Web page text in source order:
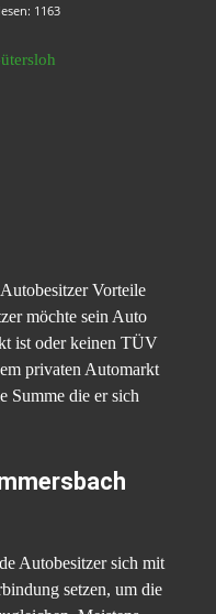
1163
Vorteile
möchte sein Auto
ist oder keinen TÜV
privaten Automarkt
Summe die er sich
Autobesitzer sich mit
setzen, um die